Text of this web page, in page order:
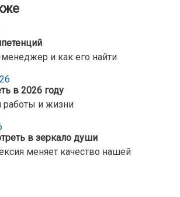
менеджер и как его найти
в 2026 году
работы и жизни
в зеркало души
меняет качество нашей